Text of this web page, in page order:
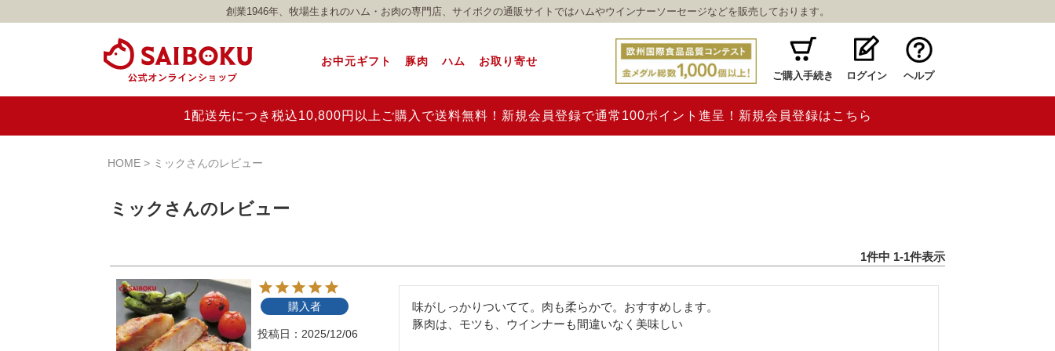
創業1946年、牧場生まれのハム・お肉の専門店、サイボクの通販サイトではハムやウインナーソーセージなどを販売しております。
お中元ギフト 豚肉 ハム お取り寄せ
ご購入手続き ログイン ヘルプ
1配送先につき税込10,800円以上ご購入で送料無料！新規会員登録で通常100ポイント進呈！新規会員登録はこちら
HOME ミックさんのレビュー
ミックさんのレビュー
1件中 1-1件表示
購入者
投稿日 2025/12/06
味がしっかりついてて。肉も柔らかで。おすすめします。
豚肉は、モツも、ウインナーも間違いなく美味しい